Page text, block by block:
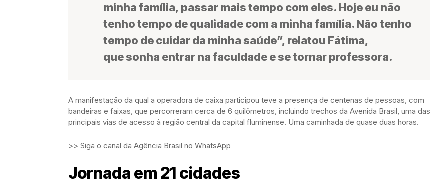
minha família, passar mais tempo com eles. Hoje eu não
tenho tempo de qualidade com a minha família. Não tenho
tempo de cuidar da minha saúde”, relatou Fátima,
que sonha entrar na faculdade e se tornar professora.
A manifestação da qual a operadora de caixa participou teve a presença de centenas de pessoas, com
bandeiras e faixas, que percorreram cerca de 6 quilômetros, incluindo trechos da Avenida Brasil, uma das
principais vias de acesso à região central da capital fluminense. Uma caminhada de quase duas horas.
>> Siga o canal da Agência Brasil no WhatsApp
Jornada em 21 cidades